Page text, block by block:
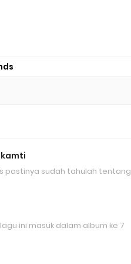
pastinya sudah tahulah tentang
ini masuk dalam album ke 7